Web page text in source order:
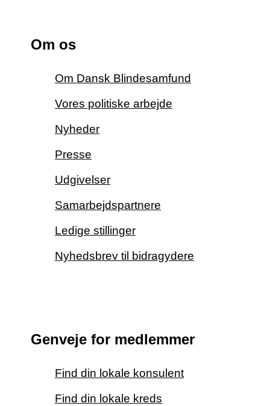
Om os
Om Dansk Blindesamfund
Vores politiske arbejde
Nyheder
Presse
Udgivelser
Samarbejdspartnere
Ledige stillinger
Nyhedsbrev til bidragydere
Genveje for medlemmer
Find din lokale konsulent
Find din lokale kreds